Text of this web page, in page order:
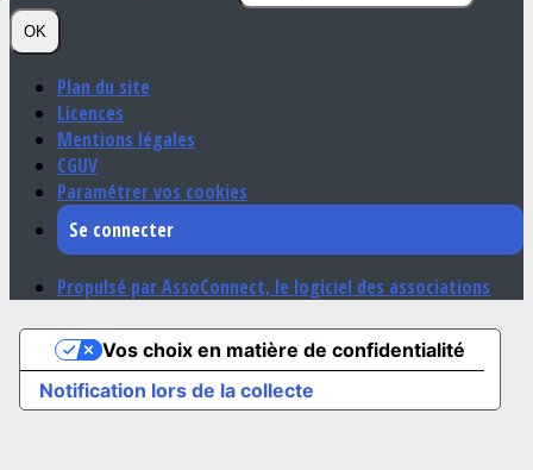
OK
Plan du site
Licences
Mentions légales
CGUV
Paramétrer vos cookies
Se connecter
Propulsé par AssoConnect, le logiciel des associations
Notification lors de la collecte
Vos choix en matière de confidentialité